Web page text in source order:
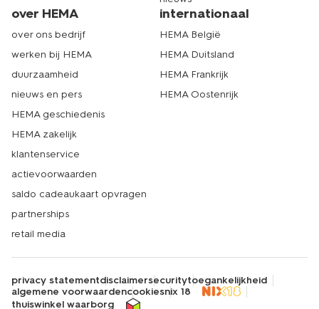
over HEMA
over ons bedrijf
werken bij HEMA
duurzaamheid
nieuws en pers
HEMA geschiedenis
HEMA zakelijk
klantenservice
actievoorwaarden
saldo cadeaukaart opvragen
partnerships
retail media
internationaal
HEMA België
HEMA Duitsland
HEMA Frankrijk
HEMA Oostenrijk
privacy statementdisclaimersecuritytoegankelijkheid
algemene voorwaardencookiesnix 18
thuiswinkel waarborg